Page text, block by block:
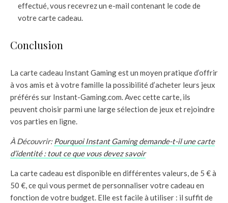
effectué, vous recevrez un e-mail contenant le code de
votre carte cadeau.
Conclusion
La carte cadeau Instant Gaming est un moyen pratique d’offrir
à vos amis et à votre famille la possibilité d’acheter leurs jeux
préférés sur Instant-Gaming.com. Avec cette carte, ils
peuvent choisir parmi une large sélection de jeux et rejoindre
vos parties en ligne.
À Découvrir:Pourquoi Instant Gaming demande-t-il une carte
d’identité : tout ce que vous devez savoir
La carte cadeau est disponible en différentes valeurs, de 5 € à
50 €, ce qui vous permet de personnaliser votre cadeau en
fonction de votre budget. Elle est facile à utiliser : il suffit de